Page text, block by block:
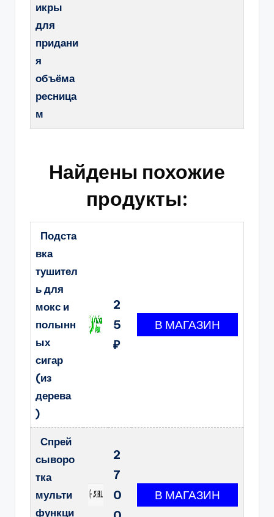
икры
для
придани
я
объёма
ресница
м
Найдены похожие
продукты:
Подста
вка
тушител
ь для
мокс и
полынн
ых
сигар
(из
дерева
)
2
5
₽
Спрей
сыворо
тка
мульти
функци
2
7
0